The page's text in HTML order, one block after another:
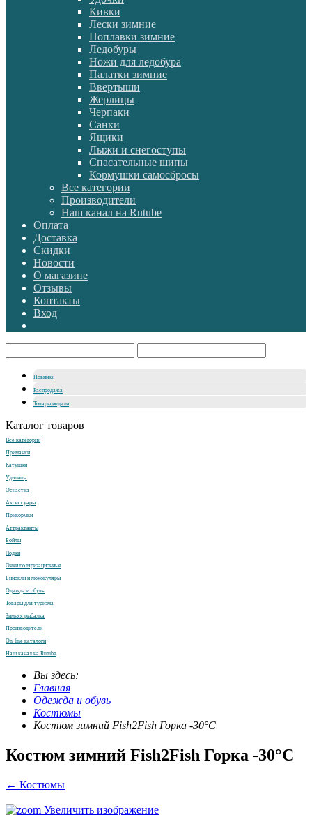
Кивки
Лески зимние
Поплавки зимние
Ледобуры
Ножи для ледобура
Палатки зимние
Ввертыши
Жерлицы
Черпаки
Санки
Ящики
Лыжи и снегоступы
Спасательные шипы
Кормушки самосбросы
Все категории
Производители
Наш канал на Rutube
Оплата
Доставка
Скидки
Новости
О магазине
Отзывы
Контакты
Вход
Новинки
Распродажа
Товары недели
Каталог товаров
Все категории
Приманки
Катушки
Удилища
Оснастка
Аксессуары
Прикормки
Аттрактанты
Бойлы
Лодки
Очки поляризационные
Бинокли и монокуляры
Одежда и обувь
Товары для туризма
Зимняя рыбалка
Производители
On-line каталоги
Наш канал на Rutube
Вы здесь:
Главная
Одежда и обувь
Костюмы
Костюм зимний Fish2Fish Горка -30°С
Костюм зимний Fish2Fish Горка -30°С
← Костюмы
Увеличить изображение